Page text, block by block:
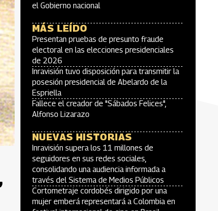
el Gobierno nacional
MÁS LEÍDO
Presentan pruebas de presunto fraude
electoral en las elecciones presidenciales
de 2026
Inravisión tuvo disposición para transmitir la
posesión presidencial de Abelardo de la
Espriella
Fallece el creador de "Sábados Felices",
Alfonso Lizarazo
NUEVAS HISTORIAS
Inravisión supera los 11 millones de
seguidores en sus redes sociales,
consolidando una audiencia informada a
través del Sistema de Medios Públicos
Cortometraje cordobés dirigido por una
mujer emberá representará a Colombia en